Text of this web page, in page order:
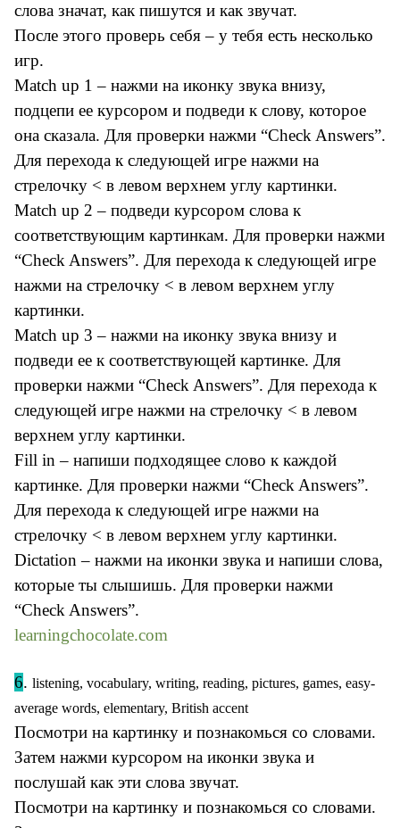
слова значат, как пишутся и как звучат.
После этого проверь себя – у тебя есть несколько
игр.
Match up 1 – нажми на иконку звука внизу,
подцепи ее курсором и подведи к слову, которое
она сказала. Для проверки нажми “Check Answers”.
Для перехода к следующей игре нажми на
стрелочку < в левом верхнем углу картинки.
Match up 2 – подведи курсором слова к
соответствующим картинкам. Для проверки нажми
“Check Answers”. Для перехода к следующей игре
нажми на стрелочку < в левом верхнем углу
картинки.
Match up 3 – нажми на иконку звука внизу и
подведи ее к соответствующей картинке. Для
проверки нажми “Check Answers”. Для перехода к
следующей игре нажми на стрелочку < в левом
верхнем углу картинки.
Fill in – напиши подходящее слово к каждой
картинке. Для проверки нажми “Check Answers”.
Для перехода к следующей игре нажми на
стрелочку < в левом верхнем углу картинки.
Dictation – нажми на иконки звука и напиши слова,
которые ты слышишь. Для проверки нажми
“Check Answers”.
learningchocolate.com
6. listening, vocabulary, writing, reading, pictures, games, easy-
average words, elementary, British accent
Посмотри на картинку и познакомься со словами.
Затем нажми курсором на иконки звука и
послушай как эти слова звучат.
Посмотри на картинку и познакомься со словами.